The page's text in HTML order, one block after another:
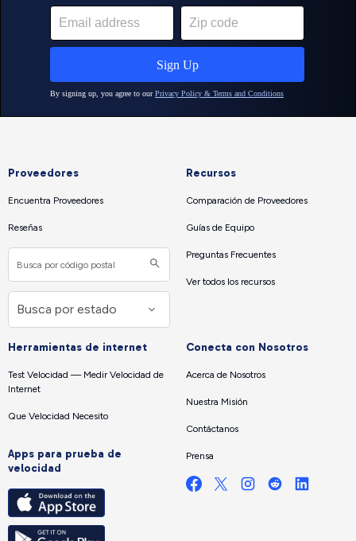
Proveedores
Encuentra Proveedores
Reseñas
Recursos
Comparación de Proveedores
Guías de Equipo
Preguntas Frecuentes
Ver todos los recursos
Herramientas de internet
Test Velocidad — Medir Velocidad de
Internet
Que Velocidad Necesito
Apps para prueba de
velocidad
Conecta con Nosotros
Acerca de Nosotros
Nuestra Misión
Contáctanos
Prensa